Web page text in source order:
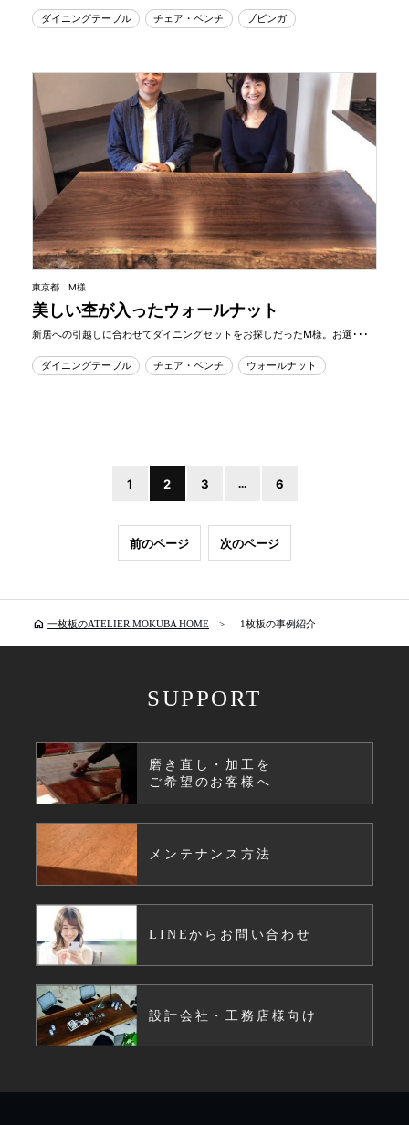
ダイニングテーブル チェア・ベンチ ブビンガ
東京都 M様
美しい杢が入ったウォールナット
新居への引越しに合わせてダイニングセットをお探しだったM様。お選･･･
ダイニングテーブル チェア・ベンチ ウォールナット
前のページ
1 2 3 ... 6
次のページ
home 一枚板のATELIER MOKUBA HOME 1枚板の事例紹介
SUPPORT
磨き直し・加工を
ご希望のお客様へ
メンテナンス方法
LINEからお問い合わせ
設計会社・工務店様向け